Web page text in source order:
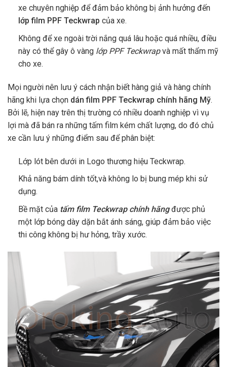
xe chuyên nghiệp để đảm bảo không bị ảnh hưởng đến
lớp film PPF Teckwrap của xe.
Không để xe ngoài trời nắng quá lâu hoặc quá nhiều, điều
này có thể gây ô vàng lớp PPF Teckwrapvà mất thẩm mỹ
cho xe.
Mọi người nên lưu ý cách nhận biết hàng giả và hàng chính
hãng khi lựa chọn dán film PPF Teckwrap chính hãng Mỹ.
Bởi lẽ, hiện nay trên thị trường có nhiều doanh nghiệp vì vụ
lợi mà đã bán ra những tấm film kém chất lượng, do đó chủ
xe cần lưu ý những điểm sau để phân biệt:
Lớp lót bên dưới in Logo thương hiệu Teckwrap.
Khả năng bám dính tốt,và không lo bị bung mép khi sử
dụng.
Bề mặt của tấm film Teckwrap chính hãngđược phủ
một lớp bóng dày dặn bắt ánh sáng, giúp đảm bảo việc
thi công không bị hư hỏng, trầy xước.